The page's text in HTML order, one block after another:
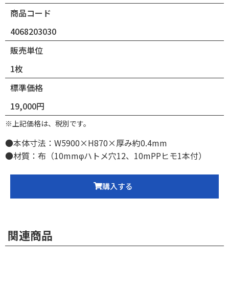
商品コード
4068203030
販売単位
1枚
標準価格
19,000円
※上記価格は、税別です。
●本体寸法：W5900×H870×厚み約0.4mm
●材質：布（10mmφハトメ穴12、10mPPヒモ1本付）
購入する
関連商品